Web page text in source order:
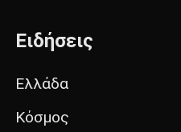
Ειδήσεις
Ελλάδα
Κόσμος